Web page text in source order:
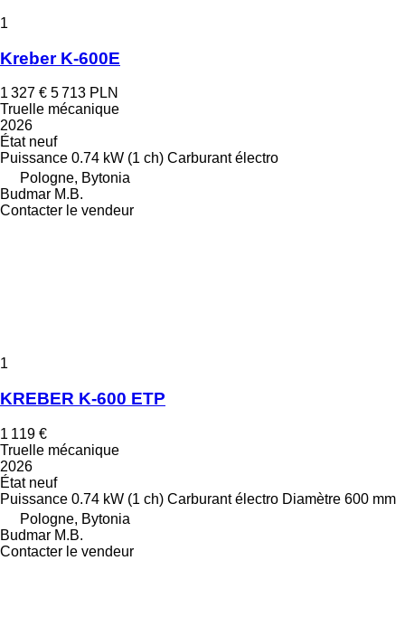
1
Kreber K-600E
1 327 € 5 713 PLN
Truelle mécanique
2026
Étatneuf
Puissance 0.74 kW (1 ch) Carburant électro
Pologne, Bytonia
Budmar M.B.
Contacter le vendeur
1
KREBER K-600 ETP
1 119 €
Truelle mécanique
2026
Étatneuf
Puissance 0.74 kW (1 ch) Carburant électro Diamètre 600 mm
Pologne, Bytonia
Budmar M.B.
Contacter le vendeur